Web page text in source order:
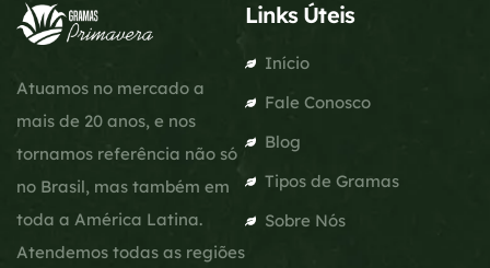
Atuamos no mercado a
mais de 20 anos, e nos
tornamos referência não só
no Brasil, mas também em
toda a América Latina.
Atendemos todas as regiões
Links Úteis
Início
Fale Conosco
Blog
Tipos de Gramas
Sobre Nós